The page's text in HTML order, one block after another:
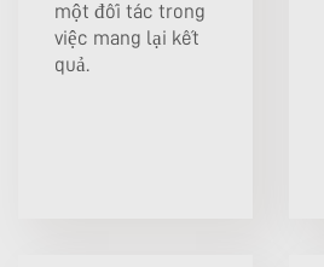
một đối tác trong
việc mang lại kết
quả.